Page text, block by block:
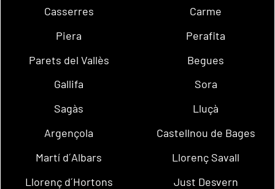
Casserres
Carme
Piera
Perafita
Parets del Vallès
Begues
Gallifa
Sora
Sagàs
Lluçà
Argençola
Castellnou de Bages
Martí d´Albars
Llorenç Savall
Llorenç d´Hortons
Just Desvern